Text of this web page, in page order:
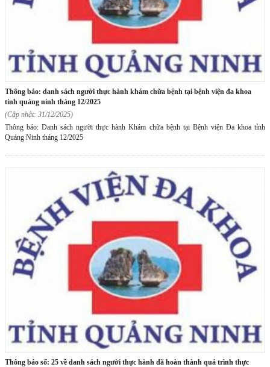
thông báo: danh sách người thực hành khám chữa bệnh tại bệnh viện đa khoa
tỉnh quảng ninh tháng 12/2025
(Cập nhật: 31/12/2025)
Thông báo: Danh sách người thực hành Khám chữa bệnh tại Bệnh viện Đa khoa tỉnh
Quảng Ninh tháng 12/2025
thông báo số: 25 về danh sách người thực hành đã hoàn thành quá trình thực